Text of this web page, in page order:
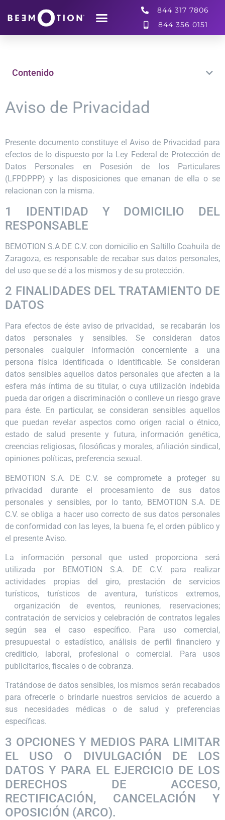
844 317 7806
844 356 0151
Contenido
Aviso de Privacidad
Presente documento constituye el Aviso de Privacidad para
efectos de lo dispuesto por la Ley Federal de Protección de
Datos Personales en Posesión de los Particulares
(LFPDPPP) y las disposiciones que emanan de ella o se
relacionan con la misma.
1 IDENTIDAD Y DOMICILIO DEL
RESPONSABLE
BEMOTION S.A DE C.V. con domicilio en Saltillo Coahuila de
Zaragoza, es responsable de recabar sus datos personales,
del uso que se dé a los mismos y de su protección.
2 FINALIDADES DEL TRATAMIENTO DE
DATOS
Para efectos de éste aviso de privacidad, se recabarán los
datos personales y sensibles. Se consideran datos
personales cualquier información concerniente a una
persona física identificada o identificable. Se consideran
datos sensibles aquellos datos personales que afecten a la
esfera más íntima de su titular, o cuya utilización indebida
pueda dar origen a discriminación o conlleve un riesgo grave
para éste. En particular, se consideran sensibles aquellos
que puedan revelar aspectos como origen racial o étnico,
estado de salud presente y futura, información genética,
creencias religiosas, filosóficas y morales, afiliación sindical,
opiniones políticas, preferencia sexual.
BEMOTION S.A. DE C.V. se compromete a proteger su
privacidad durante el procesamiento de sus datos
personales y sensibles, por lo tanto, BEMOTION S.A. DE
C.V. se obliga a hacer uso correcto de sus datos personales
de conformidad con las leyes, la buena fe, el orden público y
el presente Aviso.
La información personal que usted proporciona será
utilizada por BEMOTION S.A. DE C.V. para realizar
actividades propias del giro, prestación de servicios
turísticos, turísticos de aventura, turísticos extremos,
organización de eventos, reuniones, reservaciones;
contratación de servicios y celebración de contratos legales
según sea el caso específico. Para uso comercial,
presupuestal o estadístico, análisis de perfil financiero y
crediticio, laboral, profesional o comercial. Para usos
publicitarios, fiscales o de cobranza.
Tratándose de datos sensibles, los mismos serán recabados
para ofrecerle o brindarle nuestros servicios de acuerdo a
sus necesidades médicas o de salud y preferencias
específicas.
3 OPCIONES Y MEDIOS PARA LIMITAR
EL USO O DIVULGACIÓN DE LOS
DATOS Y PARA EL EJERCICIO DE LOS
DERECHOS DE ACCESO,
RECTIFICACIÓN, CANCELACIÓN Y
OPOSICIÓN (ARCO).